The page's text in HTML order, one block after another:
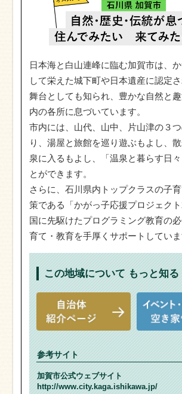
日本海と白山連峰に臨む加賀市は、
して栄えた城下町や日本遺産に認定
舞台としても知られ、豊かな自然と
内の各所に息づいています。
市内には、山代、山中、片山津の３
り、湯屋と旅館を巡り遊ぶもよし、
泉に入るもよし、「温泉と暮らす日
とができます。
さらに、石川県内トップクラスの子
策である「かがっ子応援プロジェク
国に先駆けたプログラミング教育の
育て・教育を手厚くサポートしていま
この地域について もっと知る
参考サイト
加賀市公式ウェブサイト
http://www.city.kaga.ishikawa.jp/